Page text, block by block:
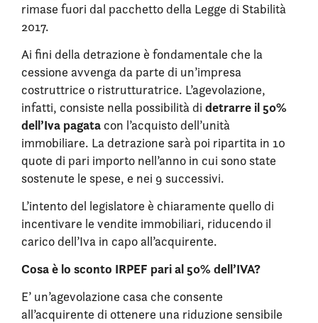
rimase fuori dal pacchetto della Legge di Stabilità
2017.
Ai fini della detrazione è fondamentale che la
cessione avvenga da parte di un’impresa
costruttrice o ristrutturatrice. L’agevolazione,
infatti, consiste nella possibilità di detrarre il 50%
dell’Iva pagata con l’acquisto dell’unità
immobiliare. La detrazione sarà poi ripartita in 10
quote di pari importo nell’anno in cui sono state
sostenute le spese, e nei 9 successivi.
L’intento del legislatore è chiaramente quello di
incentivare le vendite immobiliari, riducendo il
carico dell’Iva in capo all’acquirente.
Cosa è lo sconto IRPEF pari al 50% dell’IVA?
E’ un’agevolazione casa che consente
all’acquirente di ottenere una riduzione sensibile